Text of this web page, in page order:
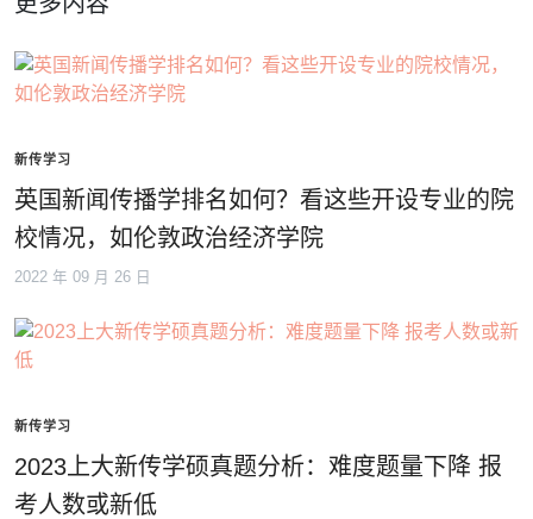
新传学习
英国新闻传播学排名如何？看这些开设专业的院
校情况，如伦敦政治经济学院
2022 年 09 月 26 日
新传学习
2023上大新传学硕真题分析：难度题量下降 报
考人数或新低